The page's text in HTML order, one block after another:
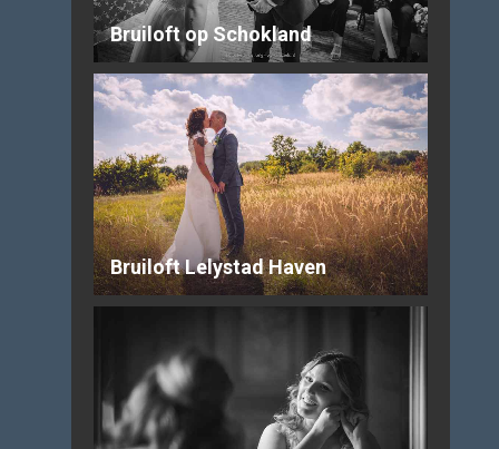
Bruiloft op Schokland
Bruiloft Lelystad Haven